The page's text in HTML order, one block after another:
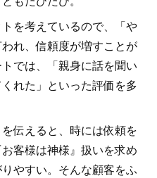
を考えているので、「や
れ、信頼度が増すことが
では、「親身に話を聞い
れた」といった評価を多
伝えると、時には依頼を
客様は神様』扱いを求め
やすい。そんな顧客をふ